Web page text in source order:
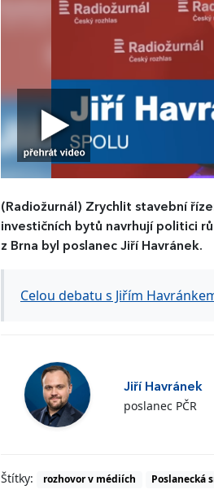
(Radiožurnál) Zrychlit stavební
investičních bytů navrhují politici
z Brna byl poslanec Jiří Havránek.
Celou debatu s Jiřím
Jiří Havránek
poslanec PČR
Štítky: rozhovor v médiích Poslanecká